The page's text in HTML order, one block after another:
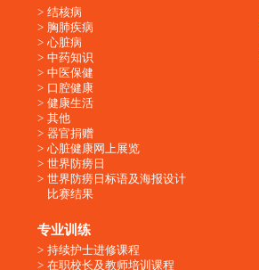
结核病
胸肺疾病
心脏病
中药知识
中医保健
口腔健康
健康生活
其他
器官捐赠
心脏健康网上展览
世界防痨日
世界防痨日标语及海报设计
比赛结果
专业训练
持续护士进修课程
在职校长及教师培训课程